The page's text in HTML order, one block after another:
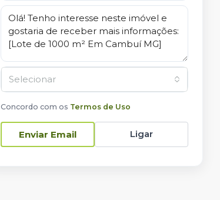
Selecionar
Concordo com os Termos de Uso
Enviar Email Ligar